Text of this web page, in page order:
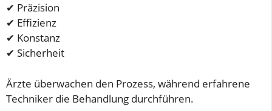
✔ Präzision
✔ Effizienz
✔ Konstanz
✔ Sicherheit
Ärzte überwachen den Prozess, während erfahrene
Techniker die Behandlung durchführen.